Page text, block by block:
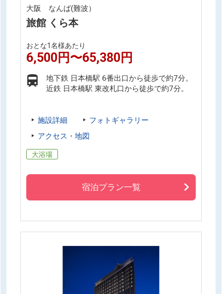
大阪 なんば(難波）
旅館 くら本
おとな1名様あたり
6,500円〜65,380円
地下鉄 日本橋駅 6番出口から徒歩で約7分。
近鉄 日本橋駅 東改札口から徒歩で約7分。
施設詳細
フォトギャラリー
アクセス・地図
大浴場
宿泊プラン一覧